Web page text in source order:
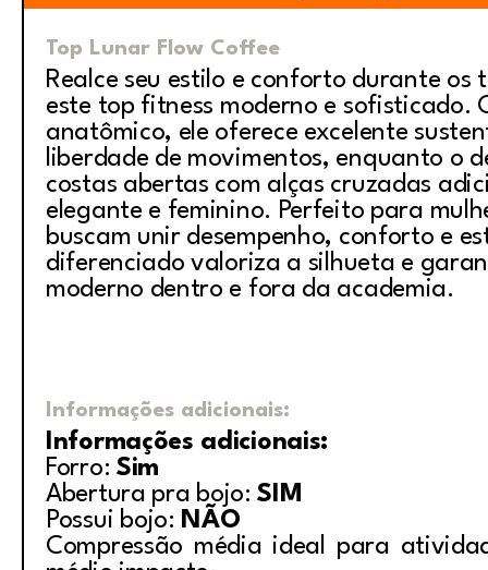
Top Lunar Flow Coffee
Realce seu estilo e conforto durante os
este top fitness moderno e sofisticado.
anatômico, ele oferece excelente
liberdade de movimentos, enquanto o
costas abertas com alças cruzadas
elegante e feminino. Perfeito para
buscam unir desempenho, conforto e
diferenciado valoriza a silhueta e
moderno dentro e fora da
Informações adicionais:
Informações adicionais:
Forro: Sim
Abertura pra bojo:SIM
Possui bojo: NÃO
Compressão média ideal para